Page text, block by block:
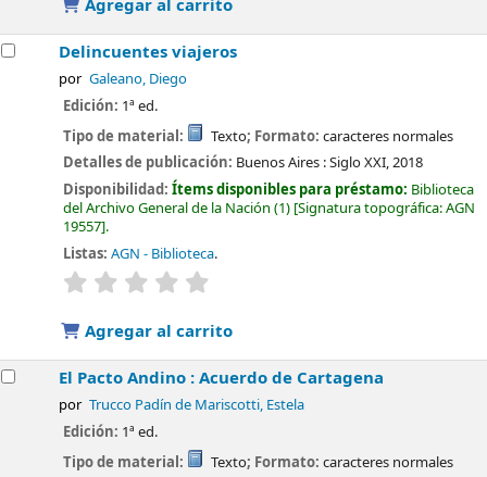
Agregar al carrito
Delincuentes viajeros
por Galeano, Diego
Edición: 1ª ed.
Tipo de material:
Texto; Formato: caracteres normales
Detalles de publicación: Buenos Aires :Siglo XXI,2018
Disponibilidad:Ítems disponibles para préstamo: Biblioteca
del Archivo General de la Nación (1) Signatura topográfica:AGN
19557 .
Listas: AGN - Biblioteca.
valoración
Agregar al carrito
El Pacto Andino : Acuerdo de Cartagena
por Trucco Padín de Mariscotti, Estela
Edición: 1ª ed.
Tipo de material:
Texto; Formato: caracteres normales